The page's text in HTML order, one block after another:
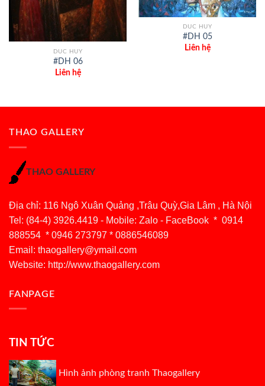
DUC HUY
#DH 06
Liên hệ
DUC HUY
#DH 05
Liên hệ
THAO GALLERY
THAO GALLERY
Địa chỉ: 116 Ngô Xuân Quảng ,Trâu Quỳ,Gia Lâm , Hà Nội
Tel: (84-4) 3926.4419 - Mobile: Zalo - FaceBook * 0914
888554 * 0946 273797 * 0886546089
Email: thaogallery@ymail.com
Website: http://www.thaogallery.com
FANPAGE
TIN TỨC
Hình ảnh phòng tranh Thaogallery